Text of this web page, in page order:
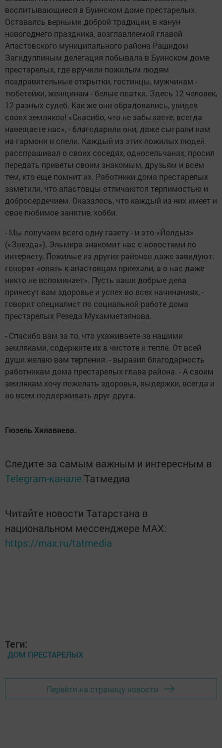
воспитывающиеся в Буинском доме престарелых.
Оставаясь верными доброй традиции, в канун
новогоднего праздника, возглавляемой главой
Апастовского муниципального района Рашидом
Загидуллиным делегация побывала в Буинском доме
престарелых, где вручили пожилым людям
поздравительные открытки, гостинцы, мужчинам -
тюбетейки, женщинам - белые платки. Здесь 12 человек,
12 разных судеб. Как же они обрадовались, увидев
своих земляков! «Спасибо, что не забываете, всегда
навещаете нас», - благодарили они, даже сыграли нам
на гармони и спели. Каждый из этих пожилых людей
расспрашивал о своих соседях, односельчанах, просил
передать приветы своим знакомым, друзьям и всем
тем, кто еще помнит их. Работники дома престарелых
заметили, что апастовцы отличаются терпимостью и
добросердечием. Оказалось, что каждый из них имеет и
свое любимое занятие, хобби.
- Мы получаем всего одну газету - и это «Йолдыз»
(«Звезда»). Эльмира знакомит нас с новостями по
интернету. Пожилые из других районов даже завидуют:
говорят «опять к апастовцам приехали, а о нас даже
никто не вспоминает». Пусть ваши добрые дела
принесут вам здоровье и успех во всех начинаниях, -
говорит специалист по социальной работе дома
престарелых Резеда Мухамметзянова.
- Спасибо вам за то, что ухаживаете за нашими
земляками, содержите их в чистоте и тепле. От всей
души желаю вам терпения. - выразил благодарность
работникам дома престарелых глава района. - А своим
землякам хочу пожелать здоровья, выдержки, всегда и
во всем поддерживать друг друга.
Гюзель Хилавиева.
Следите за самым важным и интересным в
Telegram-канале Татмедиа
Читайте новости Татарстана в
национальном мессенджере MАХ:
https://max.ru/tatmedia
Теги:
ДОМ ПРЕСТАРЕЛЫХ
Перейти на страницу новости